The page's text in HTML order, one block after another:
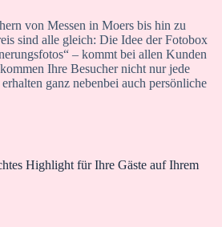
von Messen in Moers bis hin zu
sind alle gleich: Die Idee der Fotobox
– kommt bei allen Kunden
Ihre Besucher nicht nur jede
ganz nebenbei auch persönliche
Highlight für Ihre Gäste auf Ihrem